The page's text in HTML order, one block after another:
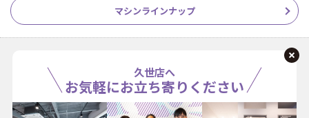
マシンラインナップ
久世店へ
お気軽にお立ち寄りください